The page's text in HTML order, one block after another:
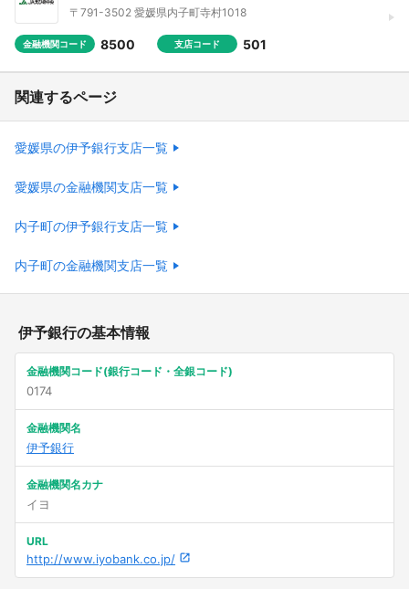
〒791-3502 愛媛県内子町寺村1018
金融機関コード 8500 支店コード 501
関連するページ
愛媛県の伊予銀行支店一覧
愛媛県の金融機関支店一覧
内子町の伊予銀行支店一覧
内子町の金融機関支店一覧
伊予銀行の基本情報
金融機関コード(銀行コード・全銀コード)
0174
金融機関名
伊予銀行
金融機関名カナ
イヨ
URL
http://www.iyobank.co.jp/